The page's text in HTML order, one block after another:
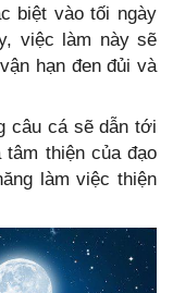
biệt vào tối ngày
việc làm này sẽ
hạn đen đủi và
câu cá sẽ dẫn tới
thiện của đạo
làm việc thiện